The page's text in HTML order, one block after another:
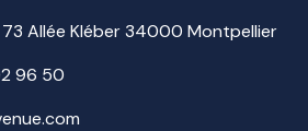
Allée Kléber 34000 Montpellier
96 50